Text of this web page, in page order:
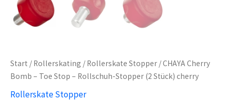
Start / Rollerskating / Rollerskate Stopper / CHAYA Cherry
Bomb – Toe Stop – Rollschuh-Stopper (2 Stück) cherry
Rollerskate Stopper